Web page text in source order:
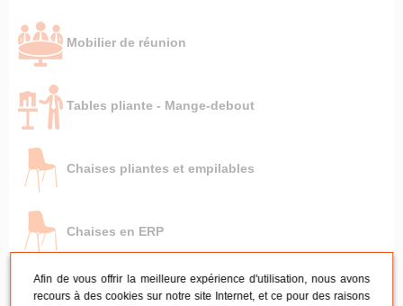
Mobilier de réunion
Tables pliante - Mange-debout
Chaises pliantes et empilables
Chaises en ERP
Entretien du mobilier pliant
Afin de vous offrir la meilleure expérience d'utilisation, nous avons
recours à des cookies sur notre site Internet, et ce pour des raisons